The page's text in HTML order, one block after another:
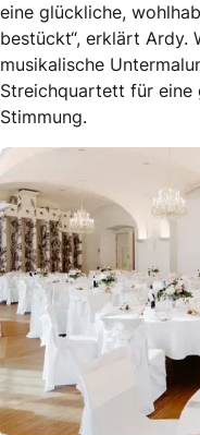
eine glückliche,
bestückt“, erklärt Ardy.
musikalische
Streichquartett für eine
Stimmung.